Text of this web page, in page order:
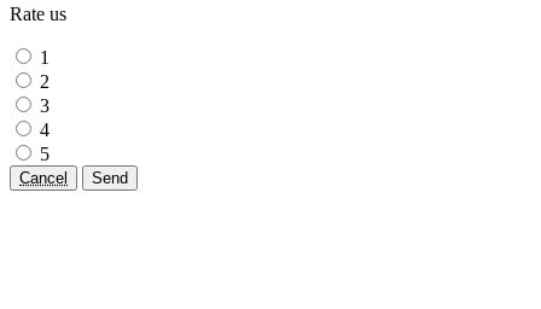
Rate us
1
2
3
4
5
Cancel Send